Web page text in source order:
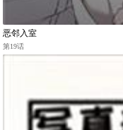
恶邻入室
第19话